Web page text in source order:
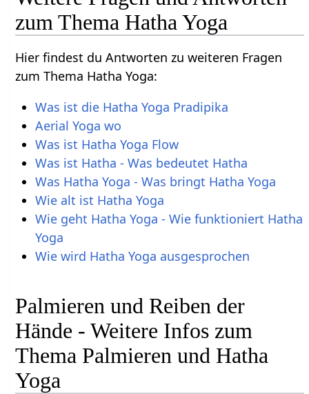
zum Thema Hatha Yoga
Hier findest du Antworten zu weiteren Fragen
zum Thema Hatha Yoga:
Was ist die Hatha Yoga Pradipika
Aerial Yoga wo
Was ist Hatha Yoga Flow
Was ist Hatha - Was bedeutet Hatha
Was Hatha Yoga - Was bringt Hatha Yoga
Wie alt ist Hatha Yoga
Wie geht Hatha Yoga - Wie funktioniert Hatha
Yoga
Wie wird Hatha Yoga ausgesprochen
Palmieren und Reiben der
Hände - Weitere Infos zum
Thema Palmieren und Hatha
Yoga